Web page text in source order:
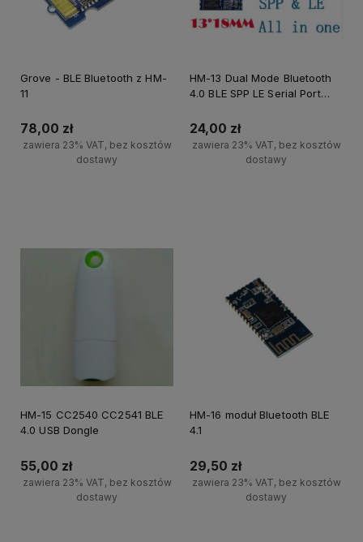
Grove - BLE Bluetooth z HM-
11
78,00 zł
zawiera 23% VAT, bez kosztów
dostawy
HM-13 Dual Mode Bluetooth
4.0 BLE SPP LE Serial Port
24,00 zł
zawiera 23% VAT, bez kosztów
dostawy
HM-15 CC2540 CC2541 BLE
4.0 USB Dongle
55,00 zł
zawiera 23% VAT, bez kosztów
dostawy
HM-16 moduł Bluetooth BLE
4.1
29,50 zł
zawiera 23% VAT, bez kosztów
dostawy